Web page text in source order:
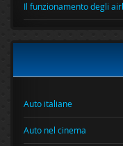
Il funzionamento degli
Auto italiane
Auto nel cinema